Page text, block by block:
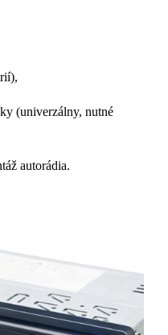
(univerzálny, nutné
autorádia.